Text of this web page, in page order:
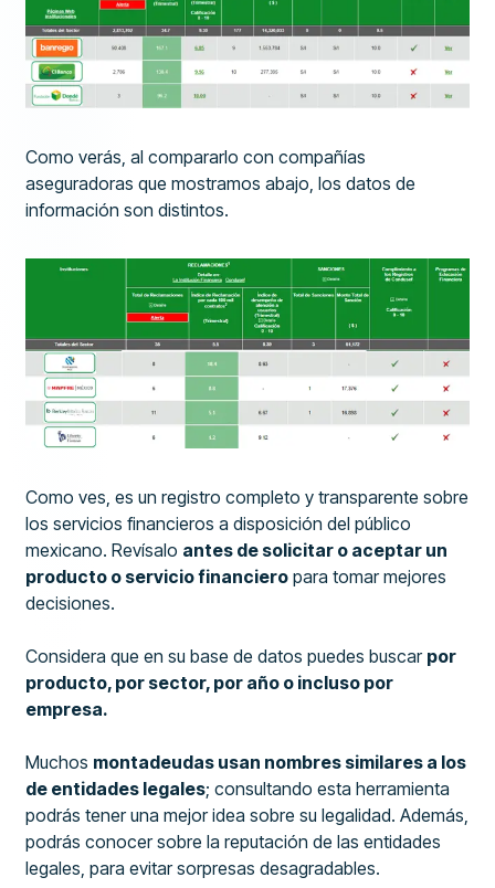
Como verás, al compararlo con compañías
aseguradoras que mostramos abajo, los datos de
información son distintos.
Como ves, es un registro completo y transparente sobre
los servicios financieros a disposición del público
mexicano. Revísalo antes de solicitar o aceptar un
producto o servicio financiero para tomar mejores
decisiones.
Considera que en su base de datos puedes buscar por
producto, por sector, por año o incluso por
empresa.
Muchos montadeudas usan nombres similares a los
de entidades legales; consultando esta herramienta
podrás tener una mejor idea sobre su legalidad. Además,
podrás conocer sobre la reputación de las entidades
legales, para evitar sorpresas desagradables.